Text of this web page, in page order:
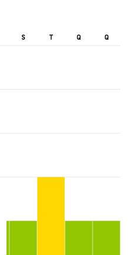
S T Q Q